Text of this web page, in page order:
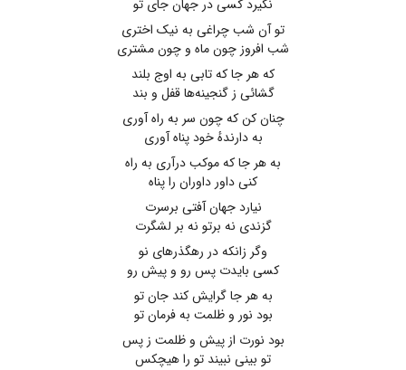
نگیرد کسی در جهان جای تو
تو آن شب چراغی به نیک اختری
شب افروز چون ماه و چون مشتری
که هر جا که تابی به اوج بلند
گشائی ز گنجینه‌ها قفل و بند
چنان کن که چون سر به راه آوری
به دارندهٔ خود پناه آوری
به هر جا که موکب درآری به راه
کنی داور داوران را پناه
نیارد جهان آفتی برسرت
گزندی نه برتو نه بر لشگرت
وگر زانکه در رهگذرهای نو
کسی بایدت پس رو و پیش رو
به هر جا گرایش کند جان تو
بود نور و ظلمت به فرمان تو
بود نورت از پیش و ظلمت ز پس
تو بینی نبیند تو را هیچکس